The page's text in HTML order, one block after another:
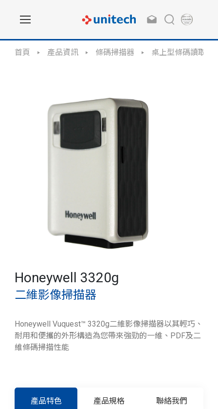
首頁 產品資訊 條碼掃描器 桌上型條碼讀取器
Honeywell 3320g
二維影像掃描器
Honeywell Vuquest™ 3320g二維影像掃描器以其輕巧、
耐用和便攜的外形構造為您帶來強勁的一維、PDF及二
維條碼掃描性能
產品特色 產品規格 聯絡我們